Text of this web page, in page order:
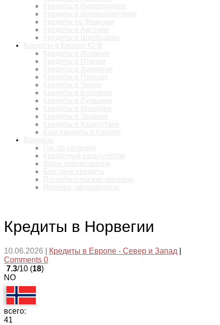
Кредиты в Норвегии
10.06.2026 Кредиты в Европе - Север и Запад
Comments 0
7.3/10 (18)
NO
всего:
41